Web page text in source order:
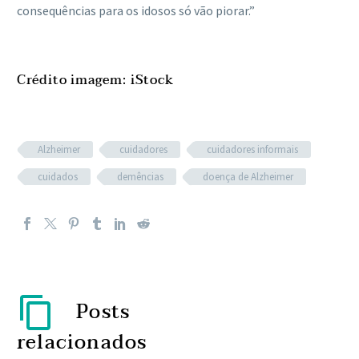
consequências para os idosos só vão piorar.”
Crédito imagem: iStock
Alzheimer cuidadores
cuidadores informais
cuidados
demências doença de Alzheimer
Posts
relacionados